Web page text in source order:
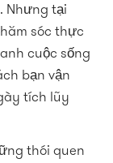
Nhưng tại
sóc thực
cuộc sống
bạn vận
tích lũy
thói quen